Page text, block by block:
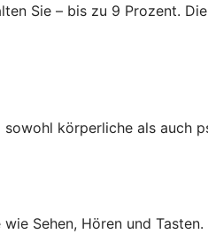
Sie – bis zu 9 Prozent.
körperliche als auch
Sehen, Hören und